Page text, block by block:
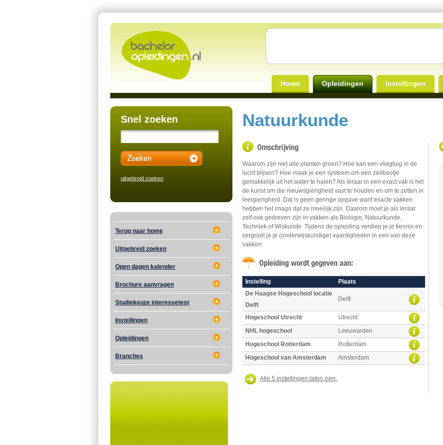
Home Opleidingen Instellingen
Snel zoeken
uitgebreid zoeken
Terug naar home
Uitgebreid zoeken
Open dagen kalender
Brochure aanvragen
Studiekeuze interessetest
Instellingen
Opleidingen
Branches
Natuurkunde
Waarom zijn niet alle planten groen? Hoe kan een vliegtuig in de
lucht blijven? Hoe maak je een systeem om een zeilbootje
gemakkelijk uit het water te halen? Als leraar in een exact vak is het
de kunst om die nieuwsgierigheid vast te houden en om te zetten in
leergierigheid. Dat is geen geringe opgave want exacte vakken
hebben het imago dat ze moeilijk zijn. Daarom moet je als leraar
zelf ook gedreven zijn in vakken als Biologie, Natuurkunde,
Techniek of Wiskunde. Tijdens de opleiding verdiep je je kennis en
vergroot je je (onderwijskundige) vaardigheden in een van deze
vakken.
Instelling
Plaats
De Haagse Hogeschool locatie
Delft
Delft
Hogeschool Utrecht
Utrecht
NHL hogeschool
Leeuwarden
Hogeschool Rotterdam
Rotterdam
Hogeschool van Amsterdam
Amsterdam
Alle 5 instellingen laten zien.